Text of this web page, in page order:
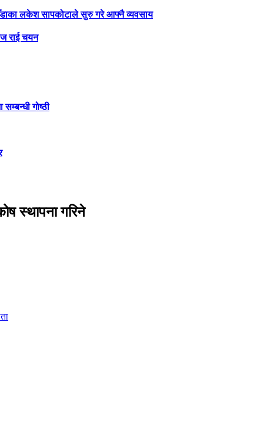
लकेश सापकोटाले सुरु गरे आफ्नै व्यवसाय
राई चयन
गोष्ठी
स्थापना गरिने